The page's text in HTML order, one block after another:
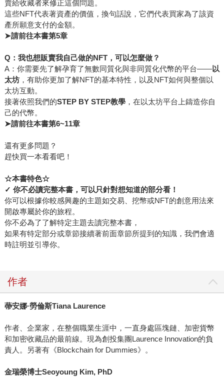
賣給收藏者來修正這個問題。
這些NFT代表著資產的價值，換句話說，它們代表買家為了該資
產所願意支付的金額。
➤請前往本書第5章
Q：我也想販賣我自己做的NFT，可以怎麼做？
A：你需要先了解孕育了無數同質化與非同質化代幣的平台——以
太坊，有助你更加了解NFT的基本特性，以及NFT如何與整個以
太坊互動。
接著依照我們的STEP BY STEP教學，在以太坊平台上鑄造你自
己的代幣。
➤請前往本書第6~11章
還有更多問題？
趕快買一本看看吧！
☆本書特色☆
✓ 你不必讀完整本書，可以只針對想知道的部分看！
你可以根據你較感興趣的主題如交易、挖幣或NFT的創意用法來
開啟專屬於你的旅程。
你不必為了了解特定主題去讀完整本書，
如果有特定部分或章節接續著前面章節所提到的知識，我們會適
時註明並引導你。
作者
蔕安娜·勞倫斯Tiana Laurence
作者、企業家，在整個職業生涯中，一直身處區塊鏈、加密貨幣
和加密收藏品的最前線。現為創投集團Laurence Innovation的負
責人。另著有《Blockchain for Dummies》。
金瑞榮博士Seoyoung Kim, PhD